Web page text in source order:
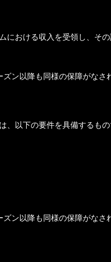
おける収入を受領し、そ
ン以降も同様の保障がなさ
以下の要件を具備するもの
ン以降も同様の保障がなさ